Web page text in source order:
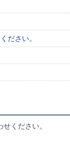
ださい。
ください。